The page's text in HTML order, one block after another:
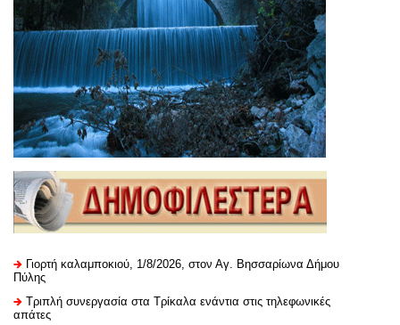
Γιορτή καλαμποκιού, 1/8/2026, στον Αγ. Βησσαρίωνα Δήμου
Πύλης
Τριπλή συνεργασία στα Τρίκαλα ενάντια στις τηλεφωνικές
απάτες